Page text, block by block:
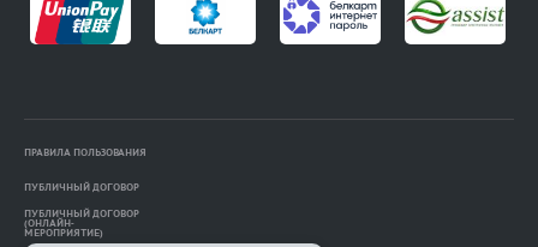
ПРАВИЛА ПОЛЬЗОВАНИЯ
ПУБЛИЧНЫЙ ДОГОВОР
ПУБЛИЧНЫЙ ДОГОВОР
(ОНЛАЙН-
МЕРОПРИЯТИЕ)